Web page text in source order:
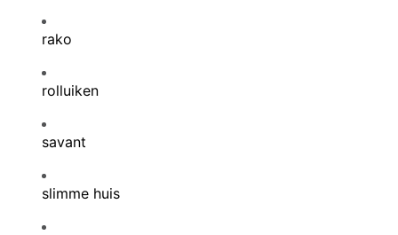
rako
rolluiken
savant
slimme huis